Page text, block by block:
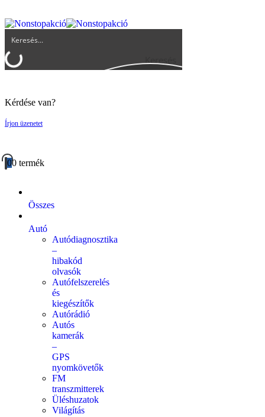
Keresés
Kérdése van?
Írjon üzenetet
00 termék
Összes
Autó
Autódiagnosztika
–
hibakód
olvasók
Autófelszerelés
és
kiegészítők
Autórádió
Autós
kamerák
–
GPS
nyomkövetők
FM
transzmitterek
Üléshuzatok
Világítás